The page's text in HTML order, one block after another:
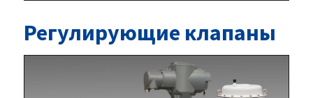
Регулирующие клапаны